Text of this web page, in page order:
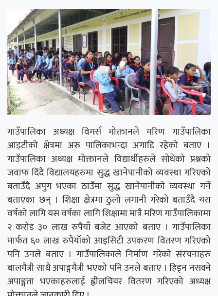
गाउँपालिका अध्यक्ष विमर्स मोक्तानले मरिण गाउँपालिका
आइटीको क्षेत्रमा अरु पालिकाभन्दा अगाडि रहेको बताए ।
गाउँपालिका अध्यक्ष मोक्तानले विद्यार्थीहरुले सोधेको प्रश्नको
जवाफ दिंदै विद्यालयहरुमा सुद्ध खानेपानीको व्यवस्था गरिएको
बताउँदै अपुग भएका ठाउँमा सुद्ध खानेपानीको व्यवस्था गर्ने
बताएका छन् । शिक्षा क्षेत्रमा ठुलो लगानी गरेको बताउँदै यस
वर्षको लागि यस वर्षका लागि शिक्षामा मात्रै मरिण गाउँपालिकामा
२ करोड ३० लाख रुपैयाँ बजेट आएको बताए । गाउँपालिका
मार्फत ६० लाख रुपैयाँको आइसिटी उपकरण वितरण गरिएको
पनि उनले बताए । गाउँपालिकाले निर्माण गरेको संरचनाहरु
बालमैत्री साथै अपाङ्गमैत्री भएको पनि उनले बताए । हिड्न नसक्ने
अपाङ्गता भएकाहरुलाई ह्वीलचियर वितरण गरिएको अध्यक्ष